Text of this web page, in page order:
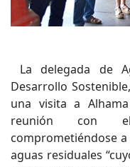
La delegada de
Desarrollo
una visita a
reunión con
comprometiéndose
aguas residuales